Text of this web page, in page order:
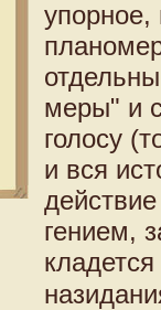
упорное,
меры" и
голосу
и вся
гением,